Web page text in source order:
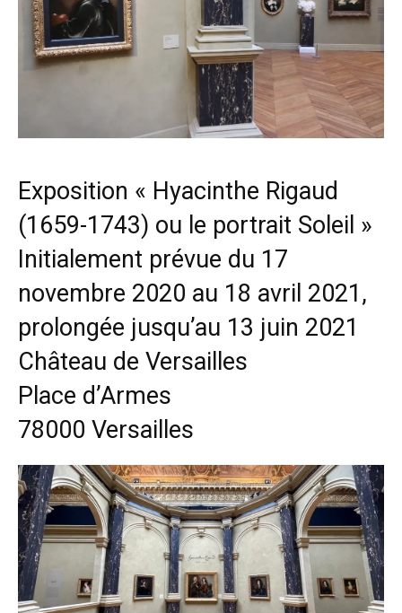
Exposition « Hyacinthe Rigaud
(1659-1743) ou le portrait Soleil »
Initialement prévue du 17
novembre 2020 au 18 avril 2021,
prolongée jusqu’au 13 juin 2021
Château de Versailles
Place d’Armes
78000 Versailles